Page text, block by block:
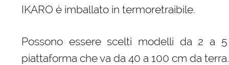
IKARO è imballato in termoretraibile.
Possono essere scelti modelli da 2 a 5
piattaforma che va da 40 a 100 cm da terra.